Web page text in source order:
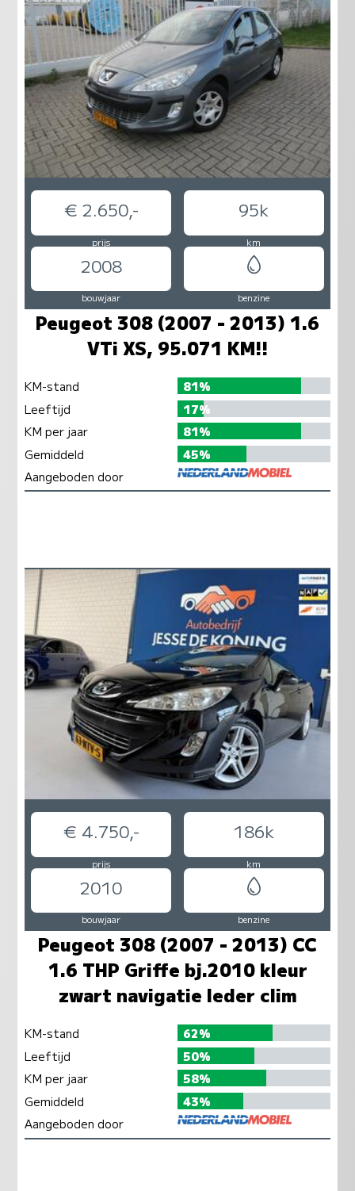
€ 2.650,- 95k
prijs km
2008
bouwjaar benzine
Peugeot 308 (2007 - 2013) 1.6
VTi XS, 95.071 KM!!
KM-stand
81%
Leeftijd
17%
KM per jaar
81%
Gemiddeld
45%
Aangeboden door
€ 4.750,- 186k
prijs km
2010
bouwjaar benzine
Peugeot 308 (2007 - 2013) CC
1.6 THP Griffe bj.2010 kleur
zwart navigatie leder clim
KM-stand
62%
Leeftijd
50%
KM per jaar
58%
Gemiddeld
43%
Aangeboden door